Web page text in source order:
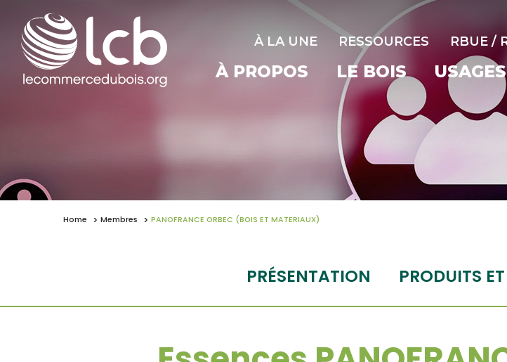
À LA UNE RESSOURCES RBUE /
À PROPOS LE BOIS USAGES
Home Membres PANOFRANCE ORBEC (BOIS ET MATERIAUX)
PRÉSENTATION PRODUITS